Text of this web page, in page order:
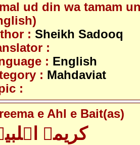
ud din wa tamam
: Sheikh Sadooq
:
: English
: Mahdaviat
:
e Ahl e Bait(as)
کریمہ